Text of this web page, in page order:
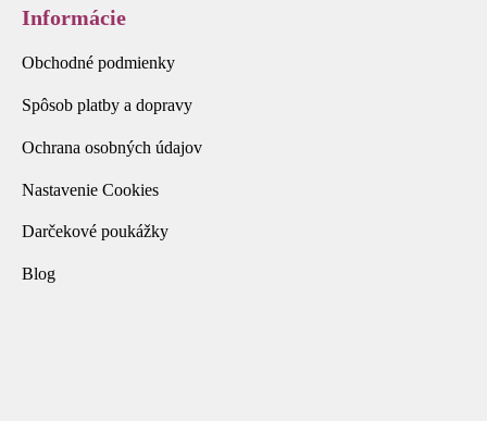
Informácie
Obchodné podmienky
Spôsob platby a dopravy
Ochrana osobných údajov
Nastavenie Cookies
Darčekové poukážky
Blog